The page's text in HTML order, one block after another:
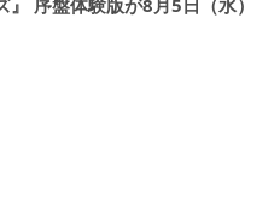
』 序盤体験版が8月5日（水）